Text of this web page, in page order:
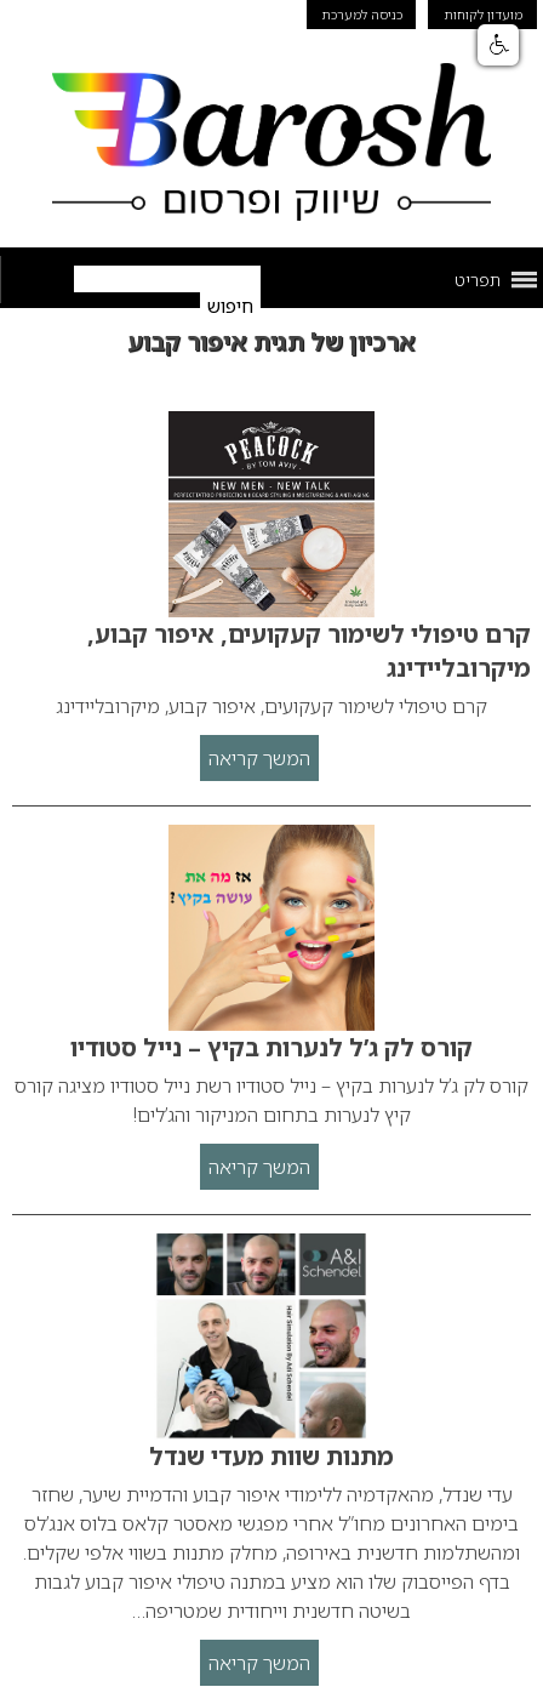
מועדון לקוחות כניסה למערכת
תפריט
ארכיון של תגית איפור קבוע
קרם טיפולי לשימור קעקועים, איפור קבוע,
מיקרובליידינג
קרם טיפולי לשימור קעקועים, איפור קבוע, מיקרובליידינג
המשך קריאה
קורס לק ג’ל לנערות בקיץ – נייל סטודיו
קורס לק ג’ל לנערות בקיץ – נייל סטודיו רשת נייל סטודיו מציגה קורס
קיץ לנערות בתחום המניקור והג’לים!
המשך קריאה
מתנות שוות מעדי שנדל
עדי שנדל, מהאקדמיה ללימודי איפור קבוע והדמיית שיער, שחזר
בימים האחרונים מחו”ל אחרי מפגשי מאסטר קלאס בלוס אנג’לס
ומהשתלמות חדשנית באירופה, מחלק מתנות בשווי אלפי שקלים.
בדף הפייסבוק שלו הוא מציע במתנה טיפולי איפור קבוע לגבות
בשיטה חדשנית וייחודית שמטריפה…
המשך קריאה